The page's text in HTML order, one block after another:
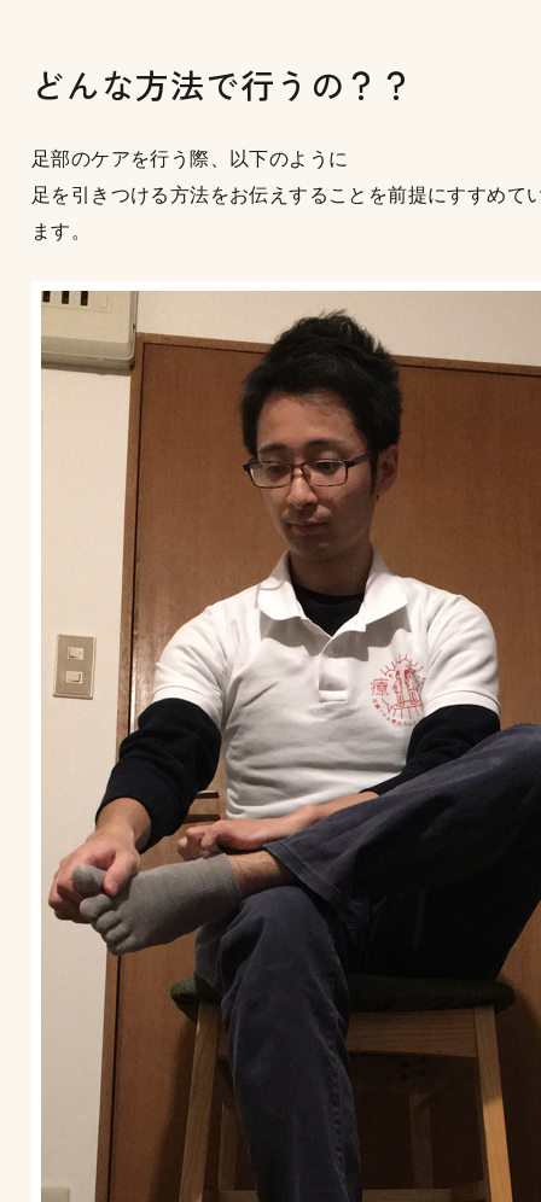
どんな方法で行うの？？
足部のケアを行う際、以下のように
足を引きつける方法をお伝えすることを前提にすすめて
ます。